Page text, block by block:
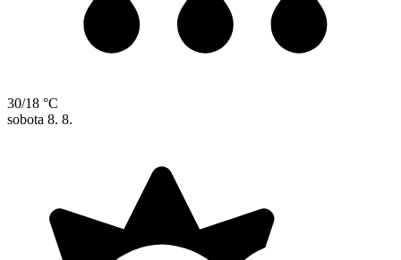
30/18 °C
sobota 8. 8.